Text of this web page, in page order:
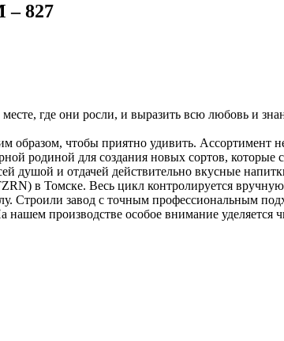
– 827
где они росли, и выразить всю любовь и
образом, чтобы приятно удивить. Ассортимент
родиной для создания новых сортов, которые
душой и отдачей действительно вкусные
в Томске. Весь цикл контролируется
Строили завод с точным профессиональным
производстве особое внимание уделяется